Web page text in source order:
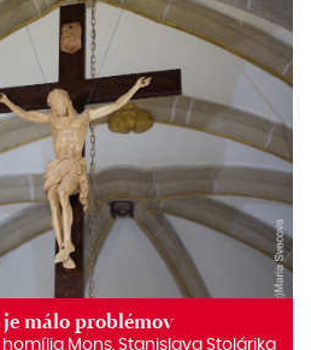
málo problémov
Mons. Stanislava Stolárika